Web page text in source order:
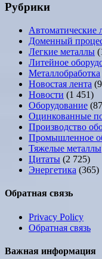
Рубрики
Автоматические
Доменный
Легкие металлы
Литейное
Металлобработка
Новостая лента
Новости (1 451)
Оборудование
Оцинкованные
Производство
Промышленное
Тяжелые металлы
Цитаты (2 725)
Энергетика (365)
Обратная связь
Privacy Policy
Обратная связь
Важная информация